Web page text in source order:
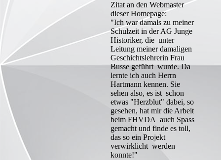
Zitat an den Webmaster
dieser Homepage:
"Ich war damals zu meiner
Schulzeit in der AG Junge
Historiker, die unter
Leitung meiner damaligen
Geschichtslehrerin Frau
Busse geführt wurde. Da
lernte ich auch Herrn
Hartmann kennen. Sie
sehen also, es ist schon
etwas "Herzblut" dabei, so
gesehen, hat mir die Arbeit
beim FHVDA auch Spass
gemacht und finde es toll,
das so ein Projekt
verwirklicht werden
konnte!"